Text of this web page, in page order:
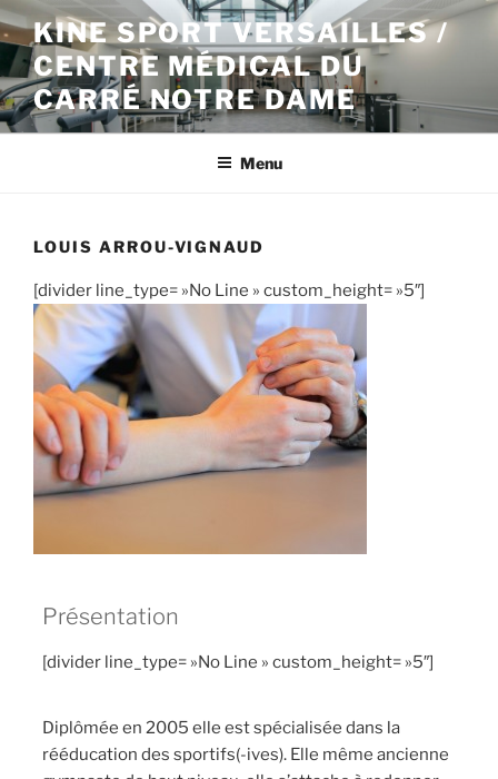
Aller
au
contenu
principal
KINE SPORT VERSAILLES /
CENTRE MÉDICAL DU
CARRÉ NOTRE DAME
Menu
LOUIS ARROU-VIGNAUD
[divider line_type= »No Line » custom_height= »5″]
Présentation
[divider line_type= »No Line » custom_height= »5″]
Diplômée en 2005 elle est spécialisée dans la
rééducation des sportifs(-ives). Elle même ancienne